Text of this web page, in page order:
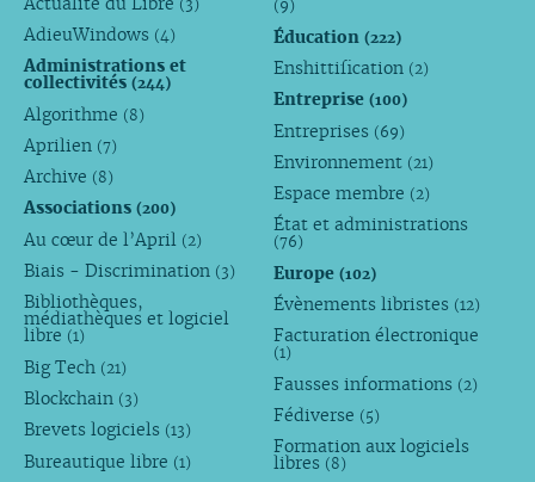
(3)
AdieuWindows (4)
Administrations et
collectivités (244)
Algorithme (8)
Aprilien (7)
Archive (8)
Associations (200)
Au cœur de l’April (2)
Biais - Discrimination (3)
Bibliothèques,
médiathèques et logiciel
libre (1)
Big Tech (21)
Blockchain (3)
Brevets logiciels (13)
Bureautique libre (1)
(9)
Éducation(222)
Enshittification (2)
Entreprise(100)
Entreprises (69)
Environnement (21)
Espace membre (2)
État et administrations
(76)
Europe(102)
Évènements libristes (12)
Facturation électronique
(1)
Fausses informations (2)
Fédiverse (5)
Formation aux logiciels
libres (8)